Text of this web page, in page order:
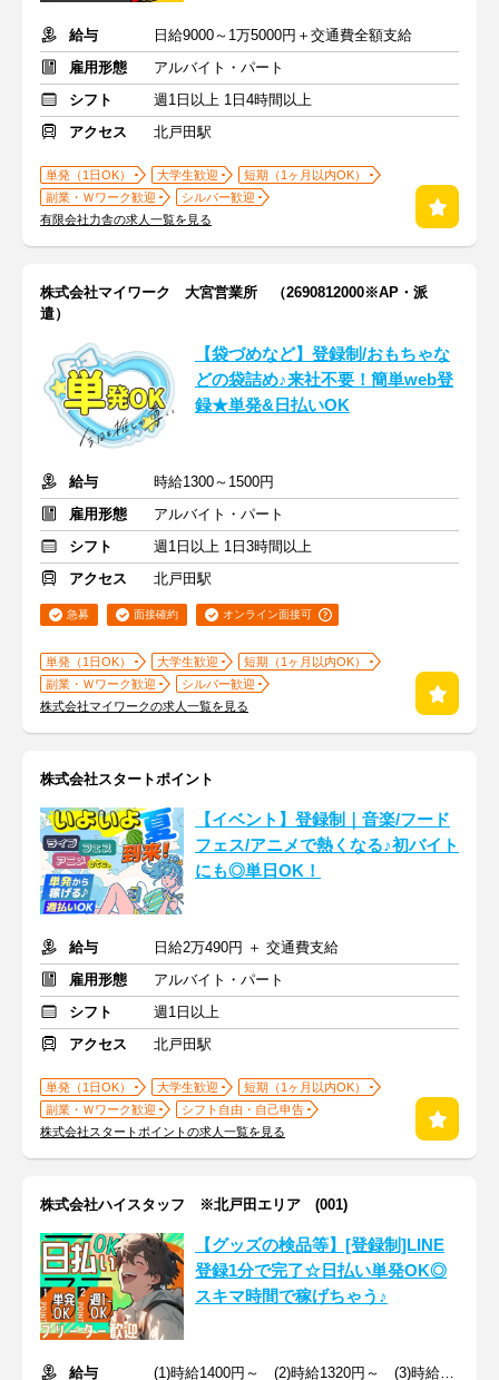
給与
日給9000～1万5000円＋交通費全額支給
雇用形態
アルバイト・パート
シフト
週1日以上 1日4時間以上
アクセス
北戸田駅
単発（1日OK） 大学生歓迎
短期（1ヶ月以内OK）
副業・Ｗワーク歓迎
シルバー歓迎
有限会社力舎の求人一覧を見る
株式会社マイワーク 大宮営業所 （2690812000※AP・派
遣）
【袋づめなど】登録制/おもちゃな
どの袋詰め♪来社不要！簡単web登
録★単発&日払いOK
給与
時給1300～1500円
雇用形態
アルバイト・パート
シフト
週1日以上 1日3時間以上
アクセス
北戸田駅
急募 面接確約 オンライン面接可
単発（1日OK） 大学生歓迎
短期（1ヶ月以内OK）
副業・Ｗワーク歓迎
シルバー歓迎
株式会社マイワークの求人一覧を見る
株式会社スタートポイント
【イベント】登録制｜音楽/フード
フェス/アニメで熱くなる♪初バイト
にも◎単日OK！
給与
日給2万490円 ＋ 交通費支給
雇用形態
アルバイト・パート
シフト
週1日以上
アクセス
北戸田駅
単発（1日OK） 大学生歓迎
短期（1ヶ月以内OK）
副業・Ｗワーク歓迎
シフト自由・自己申告
株式会社スタートポイントの求人一覧を見る
株式会社ハイスタッフ ※北戸田エリア (001)
【グッズの検品等】[登録制]LINE
登録1分で完了☆日払い単発OK◎
スキマ時間で稼げちゃう♪
給与
(1)時給1400円～ (2)時給1320円～ (3)時給1400円～